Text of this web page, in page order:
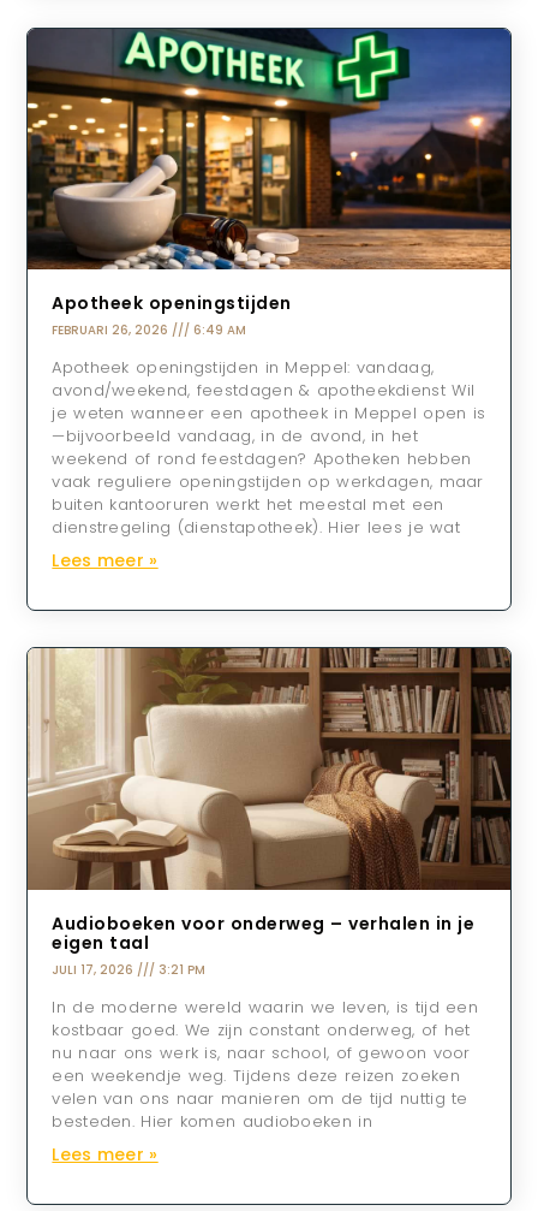
Apotheek openingstijden
FEBRUARI 26, 2026 6:49 AM
Apotheek openingstijden in Meppel: vandaag,
avond/weekend, feestdagen & apotheekdienst Wil
je weten wanneer een apotheek in Meppel open is
—bijvoorbeeld vandaag, in de avond, in het
weekend of rond feestdagen? Apotheken hebben
vaak reguliere openingstijden op werkdagen, maar
buiten kantooruren werkt het meestal met een
dienstregeling (dienstapotheek). Hier lees je wat
Lees meer »
Audioboeken voor onderweg – verhalen in je
eigen taal
JULI 17, 2026 3:21 PM
In de moderne wereld waarin we leven, is tijd een
kostbaar goed. We zijn constant onderweg, of het
nu naar ons werk is, naar school, of gewoon voor
een weekendje weg. Tijdens deze reizen zoeken
velen van ons naar manieren om de tijd nuttig te
besteden. Hier komen audioboeken in
Lees meer »